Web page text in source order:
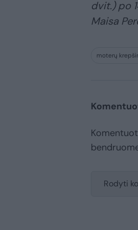
dvit.) po
Maisa
moterų
Rodyti